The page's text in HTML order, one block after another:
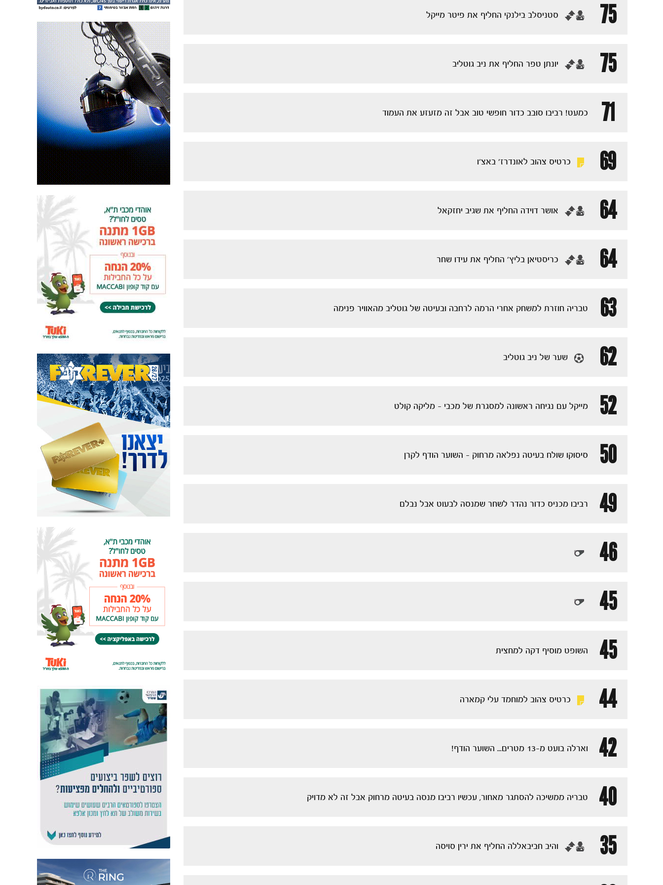
75 ‏סטניסלב בילנקי החליף את פיטר מייקל
75 ‏יונתן טפר החליף את ניב גוטליב
71 כמעט! רביבו סובב כדור חופשי טוב אבל זה מזעזע את העמוד
69 כרטיס צהוב לאונדרז' באצ'ו
64 ‏אושר דוידה החליף את שגיב יחזקאל
64 ‏כריסטיאן בליץ' החליף את עידו שחר
63 טבריה חוזרת למשחק אחרי הרמה לרחבה ובעיטה של גוטליב מהאוויר פנימה
62 שער של ניב גוטליב
52 מייקל עם נגיחה ראשונה למסגרת של מכבי - מליקה קולט
50 סיסוקו שולח בעיטה נפלאה מרחוק - השוער הודף לקרן
49 רביבו מכניס כדור נהדר לשחר שמנסה לבעוט אבל נבלם
46
45
45
השופט מוסיף דקה למחצית
44 כרטיס צהוב למוחמד עלי קמארה
42 וארלה בועט מ-13 מטרים... השוער הודף!
40 טבריה ממשיכה להסתגר מאחור, עכשיו רביבו מנסה בעיטה מרחוק אבל זה לא מדויק
35 ‏והיב חביבאללה החליף את ירין סויסה